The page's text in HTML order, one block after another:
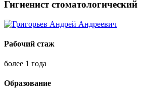
Гигиенист стоматологический
Рабочий стаж
более 1 года
Образование